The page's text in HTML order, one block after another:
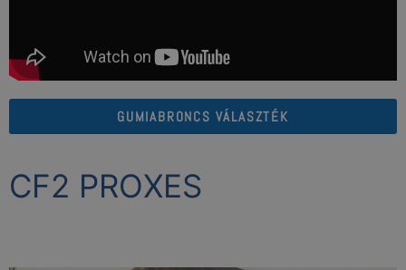
GUMIABRONCS VÁLASZTÉK
CF2 PROXES